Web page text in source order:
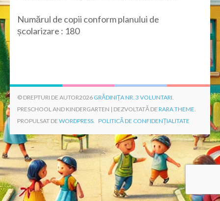
Numărul de copii conform planului de
școlarizare : 180
© DREPTURI DE AUTOR2026 GRĂDINIȚA NR. 3 VOLUNTARI.
PRESCHOOL AND KINDERGARTEN | DEZVOLTATĂ DE RARA THEME.
PROPULSAT DE WORDPRESS. POLITICĂ DE CONFIDENȚIALITATE